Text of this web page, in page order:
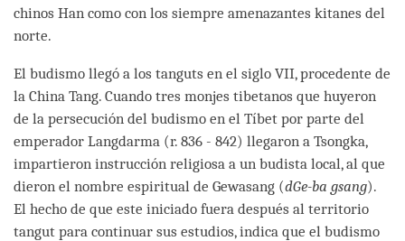
chinos Han como con los siempre amenazantes kitanes del
norte.
El budismo llegó a los tanguts en el siglo VII, procedente de
la China Tang. Cuando tres monjes tibetanos que huyeron
de la persecución del budismo en el Tíbet por parte del
emperador Langdarma (r. 836 - 842) llegaron a Tsongka,
impartieron instrucción religiosa a un budista local, al que
dieron el nombre espiritual de Gewasang (dGe-ba gsang).
El hecho de que este iniciado fuera después al territorio
tangut para continuar sus estudios, indica que el budismo